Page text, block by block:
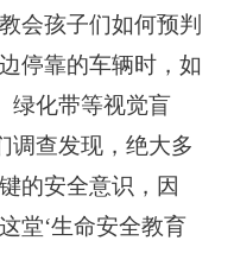
会孩子们如何预判
停靠的车辆时，如
绿化带等视觉盲
调查发现，绝大多
的安全意识，因
堂‘生命安全教育